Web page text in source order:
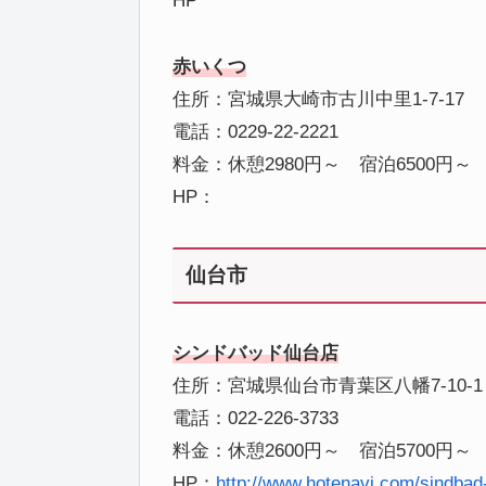
赤いくつ
住所：宮城県大崎市古川中里1-7-17
電話：0229-22-2221
料金：休憩2980円～ 宿泊6500円～
HP：
仙台市
シンドバッド仙台店
住所：宮城県仙台市青葉区八幡7-10-1
電話：022-226-3733
料金：休憩2600円～ 宿泊5700円～